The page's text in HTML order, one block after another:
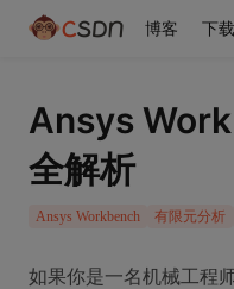
博客 下载
Ansys
全解析
Ansys Workbench 有限元分析
如果你是一名机械工程